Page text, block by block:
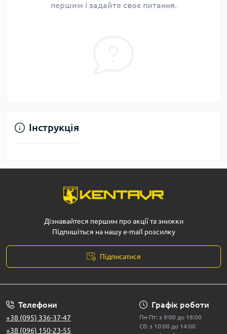
першим і задайте своє питання.
Інструкція
Дізнавайтеся першим про акції та знижки
Підпишіться на нашу e-mail розсилку
Підписатися
Телефони
+38 (095) 336-37-47
+38 (096) 150-23-55
Графік роботи
Пн-Пт: з 9:00 до 18:00
Сб: з 10:00 до 14:00